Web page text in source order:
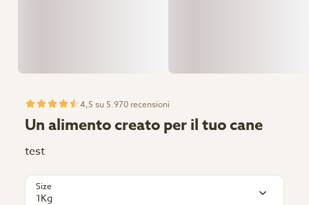
4,5 su 5.970 recensioni
Un alimento creato per il tuo cane
test
Size
1Kg